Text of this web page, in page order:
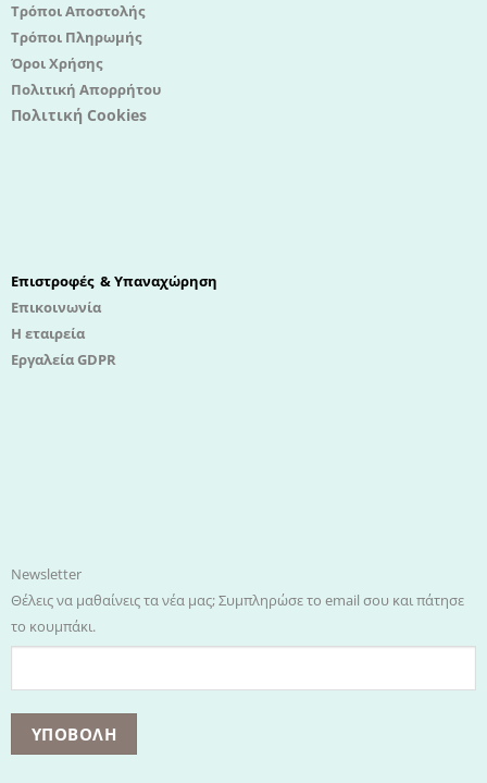
Τρόποι Αποστολής
Τρόποι Πληρωμής
Όροι Χρήσης
Πολιτική Απορρήτου
Πολιτική Cookies
Επιστροφές & Υπαναχώρηση
Επικοινωνία
Η εταιρεία
Εργαλεία GDPR
Newsletter
Θέλεις να μαθαίνεις τα νέα μας; Συμπληρώσε το email σου και πάτησε
το κουμπάκι.